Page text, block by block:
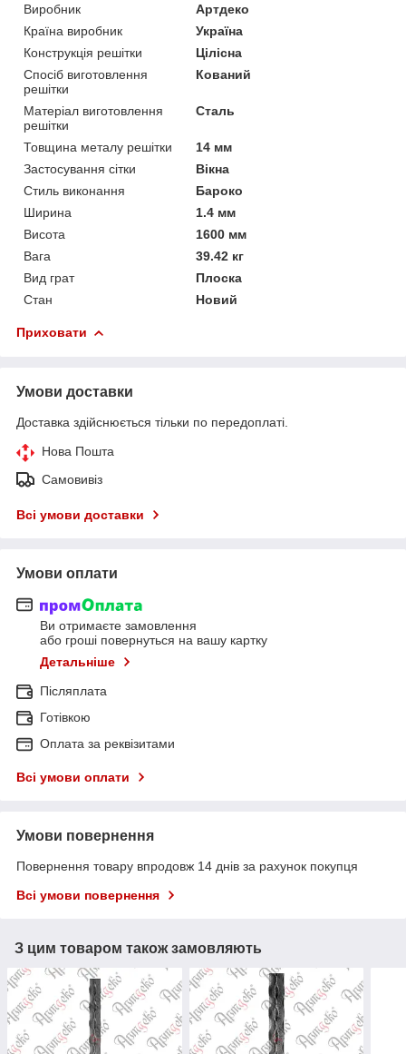
Виробник
Артдеко
Країна виробник
Україна
Конструкція решітки
Цілісна
Спосіб виготовлення
решітки
Кований
Матеріал виготовлення
решітки
Сталь
Товщина металу решітки
14 мм
Застосування сітки
Вікна
Стиль виконання
Бароко
Ширина
1.4 мм
Висота
1600 мм
Вага
39.42 кг
Вид грат
Плоска
Стан
Новий
Приховати
Умови доставки
Доставка здійснюється тільки по передоплаті.
Нова Пошта
Самовивіз
Всі умови доставки
Умови оплати
Ви отримаєте замовлення
або гроші повернуться на вашу картку
Детальніше
Післяплата
Готівкою
Оплата за реквізитами
Всі умови оплати
Умови повернення
Повернення товару впродовж 14 днів за рахунок покупця
Всі умови повернення
З цим товаром також замовляють